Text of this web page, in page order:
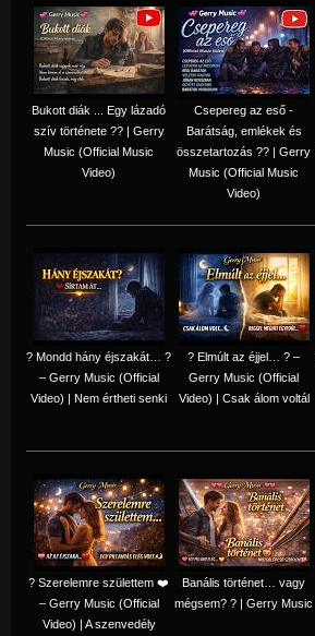
Bukott diák ... Egy lázadó
szív története ?? | Gerry
Music (Official Music
Video)
Csepereg az eső -
Barátság, emlékek és
összetartozás ?️? | Gerry
Music (Official Music
Video)
? Mondd hány éjszakát… ?
– Gerry Music (Official
Video) | Nem értheti senki
? Elmúlt az éjjel… ? –
Gerry Music (Official
Video) | Csak álom voltál
? Szerelemre születtem ❤️
– Gerry Music (Official
Video) | A szenvedély
Banális történet… vagy
mégsem? ? | Gerry Music